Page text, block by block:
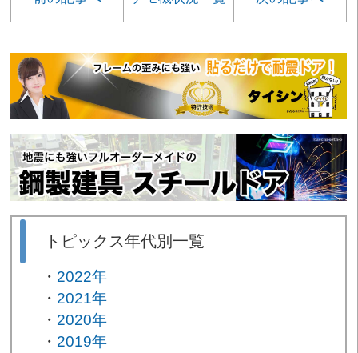
トピックス年代別一覧
2022年
2021年
2020年
2019年